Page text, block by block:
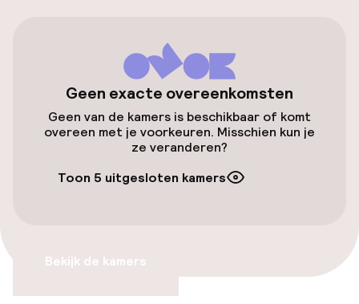
Parkeergelegenheid op eigen terrein
(binnen)
Openbaar parkeren
Geen exacte overeenkomsten
Geen van de kamers is beschikbaar of komt
overeen met je voorkeuren. Misschien kun je
ze veranderen?
Toon 5 uitgesloten kamers
Bekijk de kamers